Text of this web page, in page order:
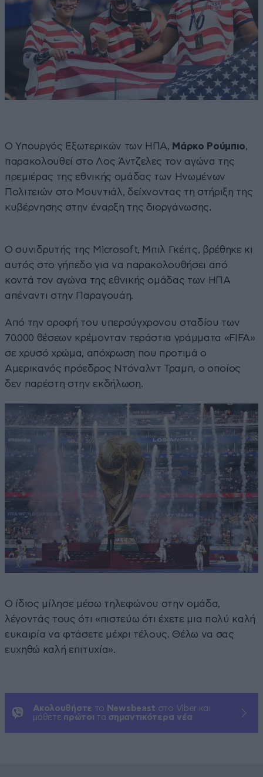
Ο Υπουργός Εξωτερικών των ΗΠΑ, Μάρκο Ρούμπιο,
παρακολουθεί στο Λος Άντζελες τον αγώνα της
πρεμιέρας της εθνικής ομάδας των Ηνωμένων
Πολιτειών στο Μουντιάλ, δείχνοντας τη στήριξη της
κυβέρνησης στην έναρξη της διοργάνωσης.
Ο συνιδρυτής της Microsoft, Μπιλ Γκέιτς, βρέθηκε κι
αυτός στο γήπεδο για να παρακολουθήσει από
κοντά τον αγώνα της εθνικής ομάδας των ΗΠΑ
απέναντι στην Παραγουάη.
Από την οροφή του υπερσύγχρονου σταδίου των
70.000 θέσεων κρέμονταν τεράστια γράμματα «FIFA»
σε χρυσό χρώμα, απόχρωση που προτιμά ο
Αμερικανός πρόεδρος Ντόναλντ Τραμπ, ο οποίος
δεν παρέστη στην εκδήλωση.
Ο ίδιος μίλησε μέσω τηλεφώνου στην ομάδα,
λέγοντάς τους ότι «πιστεύω ότι έχετε μια πολύ καλή
ευκαιρία να φτάσετε μέχρι τέλους. Θέλω να σας
ευχηθώ καλή επιτυχία».
Ακολουθήστε το Newsbeast στο Viber και
μάθετε πρώτοι τα σημαντικότερα νέα